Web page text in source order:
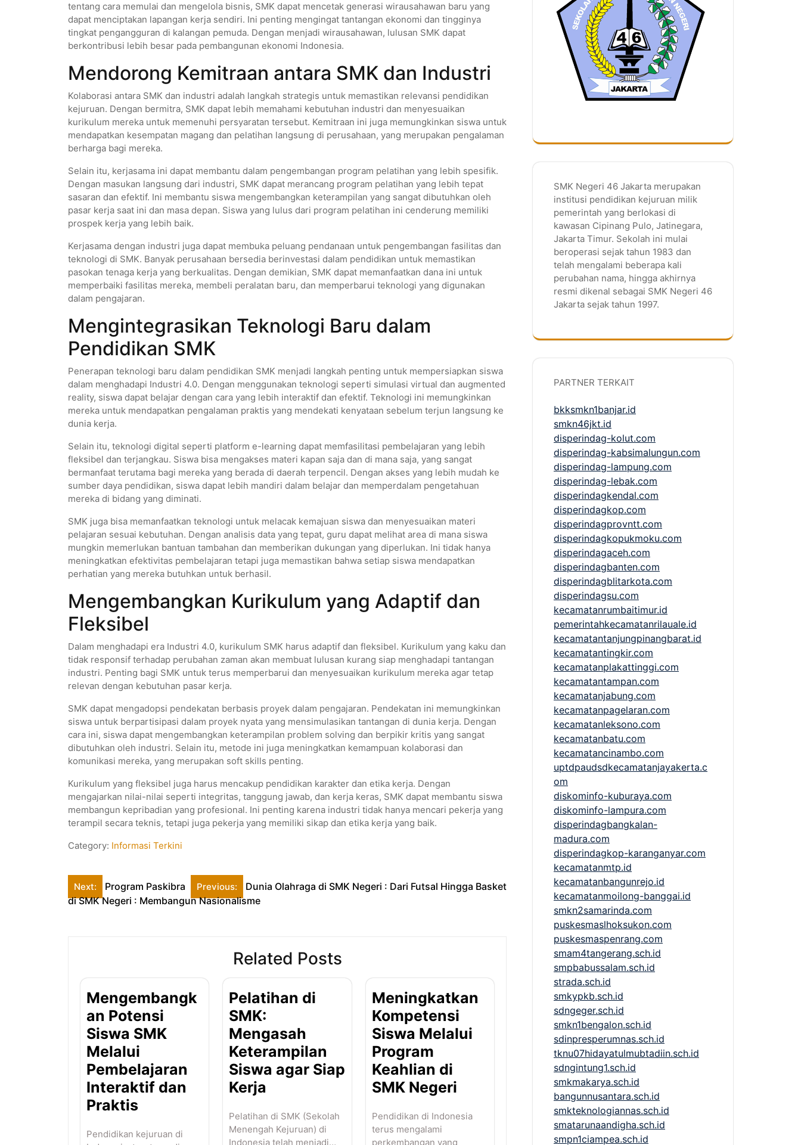
tentang cara memulai dan mengelola bisnis, SMK dapat mencetak generasi wirausahawan baru yang
dapat menciptakan lapangan kerja sendiri. Ini penting mengingat tantangan ekonomi dan tingginya
tingkat pengangguran di kalangan pemuda. Dengan menjadi wirausahawan, lulusan SMK dapat
berkontribusi lebih besar pada pembangunan ekonomi Indonesia.
Mendorong Kemitraan antara SMK dan Industri
Kolaborasi antara SMK dan industri adalah langkah strategis untuk memastikan relevansi pendidikan
kejuruan. Dengan bermitra, SMK dapat lebih memahami kebutuhan industri dan menyesuaikan
kurikulum mereka untuk memenuhi persyaratan tersebut. Kemitraan ini juga memungkinkan siswa untuk
mendapatkan kesempatan magang dan pelatihan langsung di perusahaan, yang merupakan pengalaman
berharga bagi mereka.
Selain itu, kerjasama ini dapat membantu dalam pengembangan program pelatihan yang lebih spesifik.
Dengan masukan langsung dari industri, SMK dapat merancang program pelatihan yang lebih tepat
sasaran dan efektif. Ini membantu siswa mengembangkan keterampilan yang sangat dibutuhkan oleh
pasar kerja saat ini dan masa depan. Siswa yang lulus dari program pelatihan ini cenderung memiliki
prospek kerja yang lebih baik.
Kerjasama dengan industri juga dapat membuka peluang pendanaan untuk pengembangan fasilitas dan
teknologi di SMK. Banyak perusahaan bersedia berinvestasi dalam pendidikan untuk memastikan
pasokan tenaga kerja yang berkualitas. Dengan demikian, SMK dapat memanfaatkan dana ini untuk
memperbaiki fasilitas mereka, membeli peralatan baru, dan memperbarui teknologi yang digunakan
dalam pengajaran.
Mengintegrasikan Teknologi Baru dalam
Pendidikan SMK
Penerapan teknologi baru dalam pendidikan SMK menjadi langkah penting untuk mempersiapkan siswa
dalam menghadapi Industri 4.0. Dengan menggunakan teknologi seperti simulasi virtual dan augmented
reality, siswa dapat belajar dengan cara yang lebih interaktif dan efektif. Teknologi ini memungkinkan
mereka untuk mendapatkan pengalaman praktis yang mendekati kenyataan sebelum terjun langsung ke
dunia kerja.
Selain itu, teknologi digital seperti platform e-learning dapat memfasilitasi pembelajaran yang lebih
fleksibel dan terjangkau. Siswa bisa mengakses materi kapan saja dan di mana saja, yang sangat
bermanfaat terutama bagi mereka yang berada di daerah terpencil. Dengan akses yang lebih mudah ke
sumber daya pendidikan, siswa dapat lebih mandiri dalam belajar dan memperdalam pengetahuan
mereka di bidang yang diminati.
SMK juga bisa memanfaatkan teknologi untuk melacak kemajuan siswa dan menyesuaikan materi
pelajaran sesuai kebutuhan. Dengan analisis data yang tepat, guru dapat melihat area di mana siswa
mungkin memerlukan bantuan tambahan dan memberikan dukungan yang diperlukan. Ini tidak hanya
meningkatkan efektivitas pembelajaran tetapi juga memastikan bahwa setiap siswa mendapatkan
perhatian yang mereka butuhkan untuk berhasil.
Mengembangkan Kurikulum yang Adaptif dan
Fleksibel
Dalam menghadapi era Industri 4.0, kurikulum SMK harus adaptif dan fleksibel. Kurikulum yang kaku dan
tidak responsif terhadap perubahan zaman akan membuat lulusan kurang siap menghadapi tantangan
industri. Penting bagi SMK untuk terus memperbarui dan menyesuaikan kurikulum mereka agar tetap
relevan dengan kebutuhan pasar kerja.
SMK dapat mengadopsi pendekatan berbasis proyek dalam pengajaran. Pendekatan ini memungkinkan
siswa untuk berpartisipasi dalam proyek nyata yang mensimulasikan tantangan di dunia kerja. Dengan
cara ini, siswa dapat mengembangkan keterampilan problem solving dan berpikir kritis yang sangat
dibutuhkan oleh industri. Selain itu, metode ini juga meningkatkan kemampuan kolaborasi dan
komunikasi mereka, yang merupakan soft skills penting.
Kurikulum yang fleksibel juga harus mencakup pendidikan karakter dan etika kerja. Dengan
mengajarkan nilai-nilai seperti integritas, tanggung jawab, dan kerja keras, SMK dapat membantu siswa
membangun kepribadian yang profesional. Ini penting karena industri tidak hanya mencari pekerja yang
terampil secara teknis, tetapi juga pekerja yang memiliki sikap dan etika kerja yang baik.
Category: Informasi Terkini
Post
navigation
Previous: Dunia Olahraga di SMK Negeri : Dari Futsal Hingga Basket
Next:
Program Paskibra
di SMK Negeri : Membangun Nasionalisme
Related Posts
Mengembangk
an Potensi
Siswa SMK
Melalui
Pembelajaran
Interaktif dan
Praktis
Pendidikan kejuruan di
Pelatihan di
SMK:
Mengasah
Keterampilan
Siswa agar Siap
Kerja
Pelatihan di SMK (Sekolah
Menengah Kejuruan) di
Indonesia telah menjadi…
Meningkatkan
Kompetensi
Siswa Melalui
Program
Keahlian di
SMK Negeri
Pendidikan di Indonesia
terus mengalami
perkembangan yang
SMK Negeri 46 Jakarta merupakan
institusi pendidikan kejuruan milik
pemerintah yang berlokasi di
kawasan Cipinang Pulo, Jatinegara,
Jakarta Timur. Sekolah ini mulai
beroperasi sejak tahun 1983 dan
telah mengalami beberapa kali
perubahan nama, hingga akhirnya
resmi dikenal sebagai SMK Negeri 46
Jakarta sejak tahun 1997.
PARTNER TERKAIT
bkksmkn1banjar.id
smkn46jkt.id
disperindag-kolut.com
disperindag-kabsimalungun.com
disperindag-lampung.com
disperindag-lebak.com
disperindagkendal.com
disperindagkop.com
disperindagprovntt.com
disperindagkopukmoku.com
disperindagaceh.com
disperindagbanten.com
disperindagblitarkota.com
disperindagsu.com
kecamatanrumbaitimur.id
pemerintahkecamatanrilauale.id
kecamatantanjungpinangbarat.id
kecamatantingkir.com
kecamatanplakattinggi.com
kecamatantampan.com
kecamatanjabung.com
kecamatanpagelaran.com
kecamatanleksono.com
kecamatanbatu.com
kecamatancinambo.com
uptdpaudsdkecamatanjayakerta.c
om
diskominfo-kuburaya.com
diskominfo-lampura.com
disperindagbangkalan-
madura.com
disperindagkop-karanganyar.com
kecamatanmtp.id
kecamatanbangunrejo.id
kecamatanmoilong-banggai.id
smkn2samarinda.com
puskesmaslhoksukon.com
puskesmaspenrang.com
smam4tangerang.sch.id
smpbabussalam.sch.id
strada.sch.id
smkypkb.sch.id
sdngeger.sch.id
smkn1bengalon.sch.id
sdinpresperumnas.sch.id
tknu07hidayatulmubtadiin.sch.id
sdngintung1.sch.id
smkmakarya.sch.id
bangunnusantara.sch.id
smkteknologiannas.sch.id
smatarunaandigha.sch.id
smpn1ciampea.sch.id